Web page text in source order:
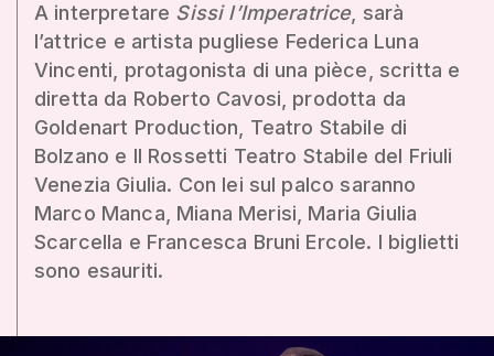
A interpretare Sissi l’Imperatrice, sarà
l’attrice e artista pugliese Federica Luna
Vincenti, protagonista di una pièce, scritta e
diretta da Roberto Cavosi, prodotta da
Goldenart Production, Teatro Stabile di
Bolzano e Il Rossetti Teatro Stabile del Friuli
Venezia Giulia. Con lei sul palco saranno
Marco Manca, Miana Merisi, Maria Giulia
Scarcella e Francesca Bruni Ercole. I biglietti
sono esauriti.